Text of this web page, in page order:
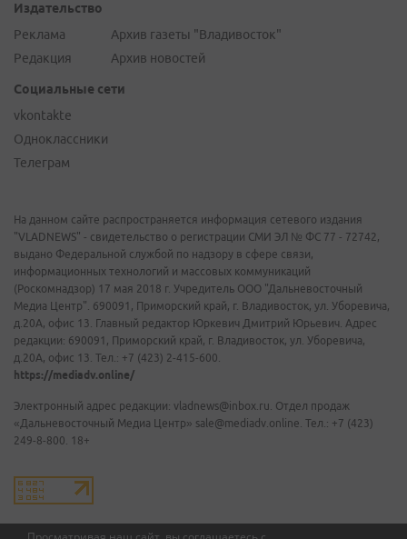
Издательство
Реклама
Редакция
Архив газеты "Владивосток"
Архив новостей
Социальные сети
vkontakte
Одноклассники
Телеграм
На данном сайте распространяется информация сетевого издания
"VLADNEWS" - свидетельство о регистрации СМИ ЭЛ № ФС 77 - 72742,
выдано Федеральной службой по надзору в сфере связи,
информационных технологий и массовых коммуникаций
(Роскомнадзор) 17 мая 2018 г. Учредитель ООО "Дальневосточный
Медиа Центр". 690091, Приморский край, г. Владивосток, ул. Уборевича,
д.20А, офис 13. Главный редактор Юркевич Дмитрий Юрьевич. Адрес
редакции: 690091, Приморский край, г. Владивосток, ул. Уборевича,
д.20А, офис 13. Тел.: +7 (423) 2-415-600.
https://mediadv.online/
Электронный адрес редакции: vladnews@inbox.ru. Отдел продаж
«Дальневосточный Медиа Центр» sale@mediadv.online. Тел.: +7 (423)
249-8-800. 18+